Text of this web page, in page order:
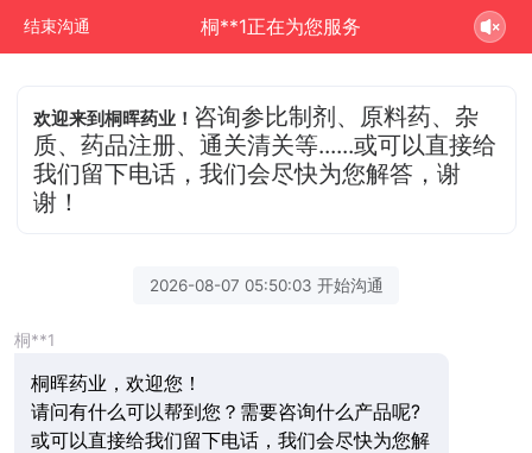
结束沟通 桐**1正在为您服务
欢迎来到桐晖药业！ 咨询参比制剂、原料药、杂
质、药品注册、通关清关等......或可以直接给
我们留下电话，我们会尽快为您解答，谢
谢！
2026-08-07 05:50:03 开始沟通
桐**1
桐晖药业，欢迎您！
请问有什么可以帮到您？需要咨询什么产品呢?
或可以直接给我们留下电话，我们会尽快为您解